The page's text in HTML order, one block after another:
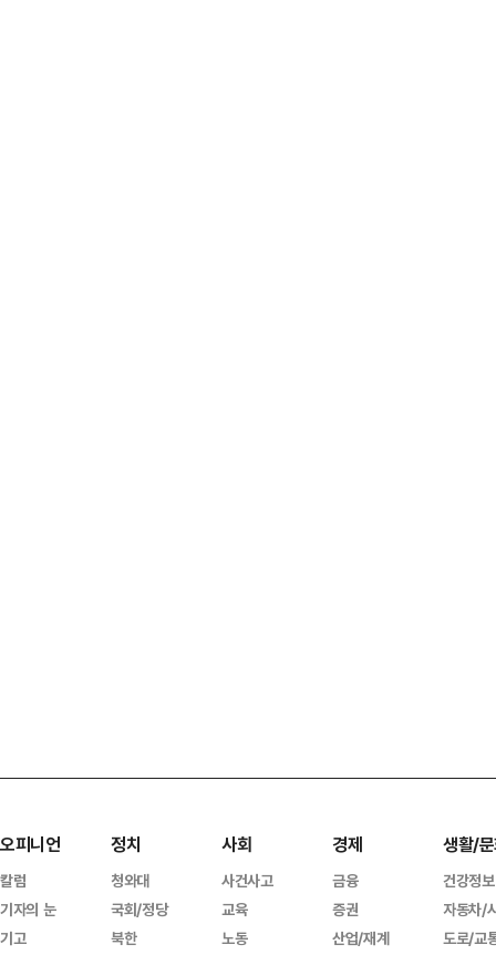
오피니언
칼럼
기자의 눈
기고
정치
청와대
국회/정당
북한
사회
사건사고
교육
노동
경제
금융
증권
산업/재계
생활/
건강정보
자동차/
도로/교